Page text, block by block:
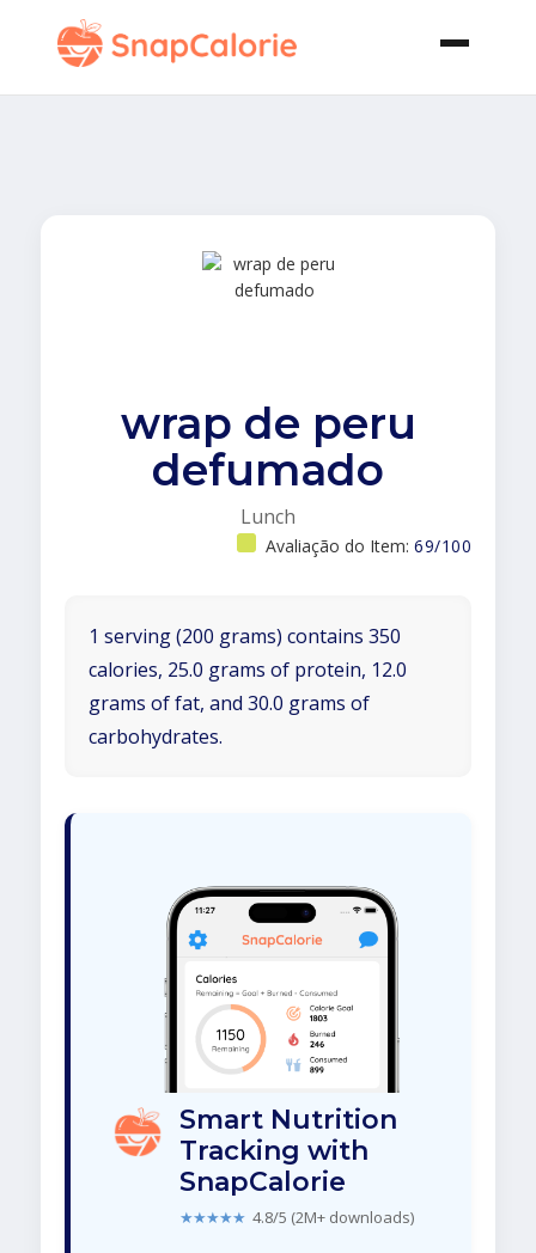
wrap de peru
defumado
Lunch
Avaliação do Item: 69/100
1 serving (200 grams) contains 350
calories, 25.0 grams of protein, 12.0
grams of fat, and 30.0 grams of
carbohydrates.
Smart Nutrition
Tracking with
SnapCalorie
★★★★★ 4.8/5 (2M+ downloads)